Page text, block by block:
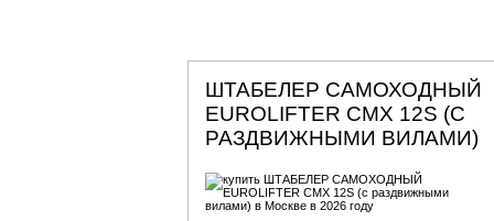
ШТАБЕЛЕР САМОХОДНЫЙ
EUROLIFTER CMX 12S (С
РАЗДВИЖНЫМИ ВИЛАМИ)